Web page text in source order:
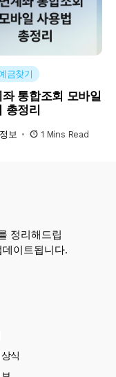
금찾기
좌 통합조회 모바일
총정리
보 1 Mins Read
정리해드립
이트됩니다.
식